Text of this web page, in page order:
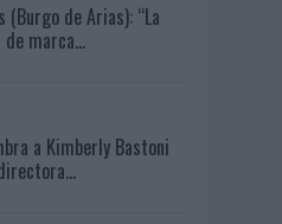
(Burgo de Arias): “La
marca...
a Kimberly Bastoni